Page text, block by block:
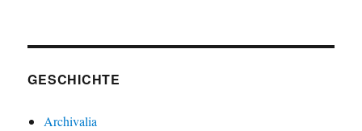
GESCHICHTE
Archivalia